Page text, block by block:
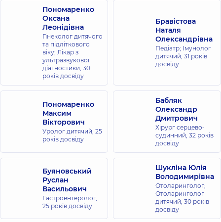
Пономаренко
Оксана
Леонідівна
Гінеколог дитячого
та підліткового
віку; Лікар з
ультразвукової
діагностики, 30
років досвіду
Бравістова
Наталя
Олександрівна
Педіатр; Імунолог
дитячий, 31 років
досвіду
Пономаренко
Максим
Вікторович
Уролог дитячий, 25
років досвіду
Бабляк
Олександр
Дмитрович
Хірург серцево-
судинний, 32 років
досвіду
Буяновський
Руслан
Васильович
Гастроентеролог,
25 років досвіду
Шукліна Юлія
Володимирівна
Отоларинголог;
Отоларинголог
дитячий, 30 років
досвіду